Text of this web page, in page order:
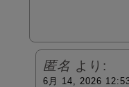
匿名 より:
6月 14, 2026